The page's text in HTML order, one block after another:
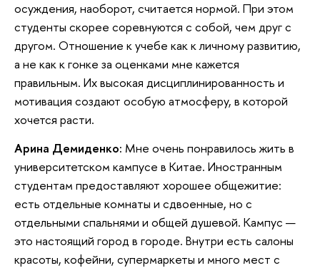
осуждения, наоборот, считается нормой. При этом
студенты скорее соревнуются с собой, чем друг с
другом. Отношение к учебе как к личному развитию,
а не как к гонке за оценками мне кажется
правильным. Их высокая дисциплинированность и
мотивация создают особую атмосферу, в которой
хочется расти.
Арина Демиденко: Мне очень понравилось жить в
университетском кампусе в Китае. Иностранным
студентам предоставляют хорошее общежитие:
есть отдельные комнаты и сдвоенные, но с
отдельными спальнями и общей душевой. Кампус —
это настоящий город в городе. Внутри есть салоны
красоты, кофейни, супермаркеты и много мест с